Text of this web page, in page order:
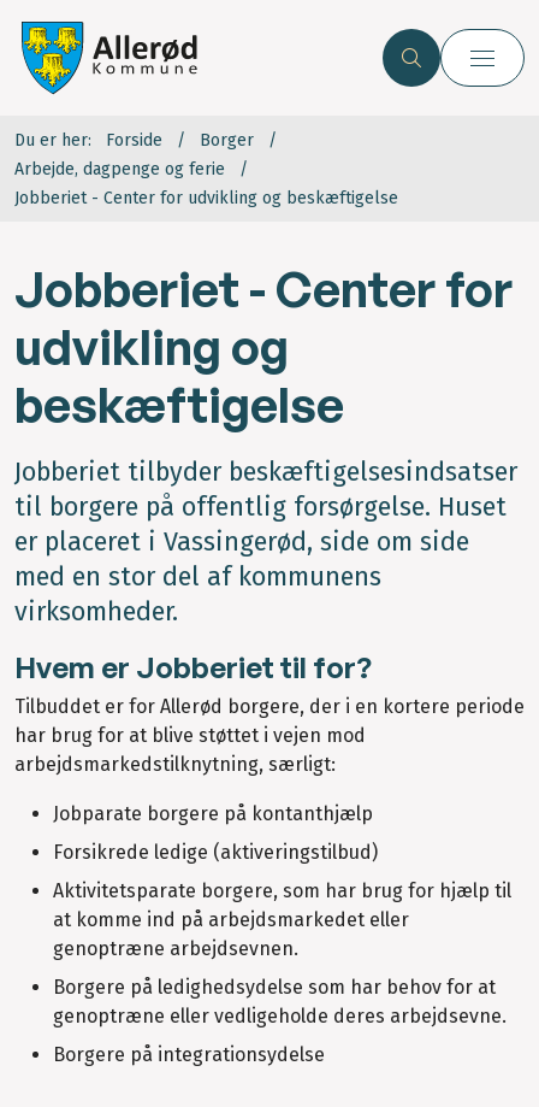
Du er her: Forside
Borger
Arbejde, dagpenge og ferie
Jobberiet - Center for udvikling og beskæftigelse
Jobberiet - Center for
udvikling og
beskæftigelse
Jobberiet tilbyder beskæftigelsesindsatser
til borgere på offentlig forsørgelse. Huset
er placeret i Vassingerød, side om side
med en stor del af kommunens
virksomheder.
Hvem er Jobberiet til for?
Tilbuddet er for Allerød borgere, der i en kortere periode
har brug for at blive støttet i vejen mod
arbejdsmarkedstilknytning, særligt:
Jobparate borgere på kontanthjælp
Forsikrede ledige (aktiveringstilbud)
Aktivitetsparate borgere, som har brug for hjælp til
at komme ind på arbejdsmarkedet eller
genoptræne arbejdsevnen.
Borgere på ledighedsydelse som har behov for at
genoptræne eller vedligeholde deres arbejdsevne.
Borgere på integrationsydelse